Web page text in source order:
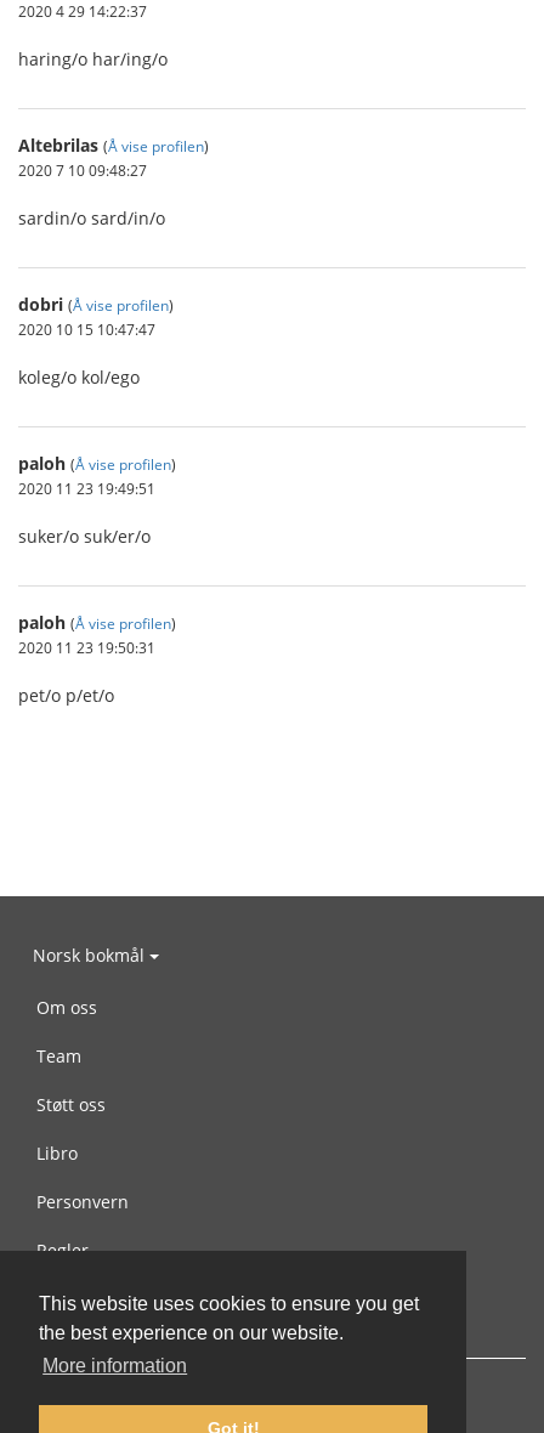
This website uses cookies to ensure you get
the best experience on our website.
More information
Got it!
2020 4 29 14:22:37
haring/o har/ing/o
Altebrilas (Å vise profilen)
2020 7 10 09:48:27
sardin/o sard/in/o
dobri (Å vise profilen)
2020 10 15 10:47:47
koleg/o kol/ego
paloh (Å vise profilen)
2020 11 23 19:49:51
suker/o suk/er/o
paloh (Å vise profilen)
2020 11 23 19:50:31
pet/o p/et/o
Norsk bokmål
Om oss
Team
Støtt oss
Libro
Personvern
Regler
Kontakt oss